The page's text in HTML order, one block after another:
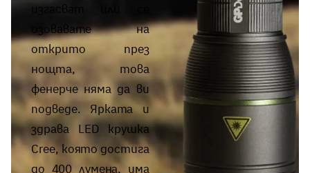
изгасват или се
озовавате на
открито през
нощта, това
фенерче няма да ви
подведе. Ярката и
здрава LED крушка
Cree, която достига
до 400 лумена, има